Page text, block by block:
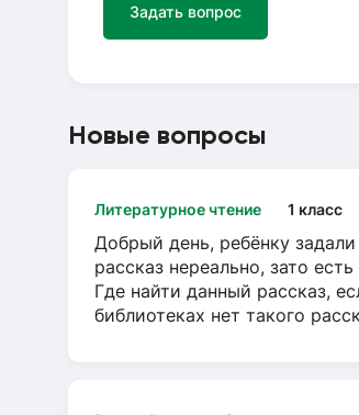
Задать вопрос
Новые вопросы
Литературное чтение 1 класс
Добрый день, ребёнку
рассказ нереально, зато
Где найти данный рассказ,
библиотеках нет такого